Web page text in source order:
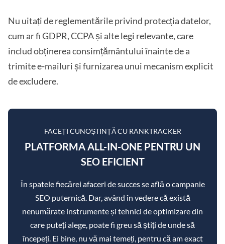
Nu uitați de reglementările privind protecția datelor,
cum ar fi GDPR, CCPA și alte legi relevante, care
includ obținerea consimțământului înainte de a
trimite e-mailuri și furnizarea unui mecanism explicit
de excludere.
FACEȚI CUNOȘTINȚĂ CU RANKTRACKER
PLATFORMA ALL-IN-ONE PENTRU UN
SEO EFICIENT
În spatele fiecărei afaceri de succes se află o campanie
SEO puternică. Dar, având în vedere că există
nenumărate instrumente și tehnici de optimizare din
care puteți alege, poate fi greu să știți de unde să
începeți. Ei bine, nu vă mai temeți, pentru că am exact